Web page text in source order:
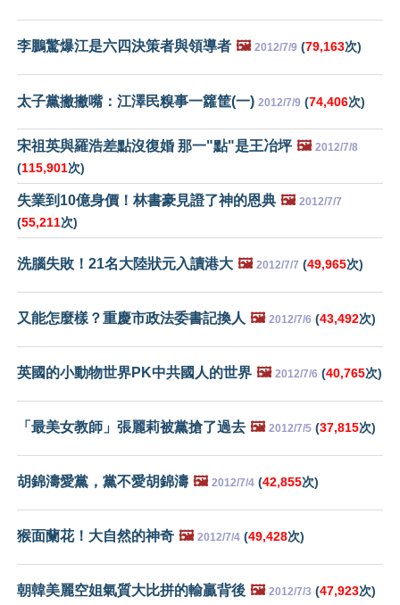
李鵬驚爆江是六四決策者與領導者 🖼️ 2012/7/9 (79,163次)
太子黨撇撇嘴：江澤民糗事一籮筐(一) 2012/7/9 (74,406次)
宋祖英與羅浩差點沒復婚 那一"點"是王冶坪 🖼️ 2012/7/8
(115,901次)
失業到10億身價！林書豪見證了神的恩典 🖼️ 2012/7/7
(55,211次)
洗腦失敗！21名大陸狀元入讀港大 🖼️ 2012/7/7 (49,965次)
又能怎麼樣？重慶市政法委書記換人 🖼️ 2012/7/6 (43,492次)
英國的小動物世界PK中共國人的世界 🖼️ 2012/7/6 (40,765次)
「最美女教師」張麗莉被黨搶了過去 🖼️ 2012/7/5 (37,815次)
胡錦濤愛黨，黨不愛胡錦濤 🖼️ 2012/7/4 (42,855次)
猴面蘭花！大自然的神奇 🖼️ 2012/7/4 (49,428次)
朝韓美麗空姐氣質大比拼的輸贏背後 🖼️ 2012/7/3 (47,923次)